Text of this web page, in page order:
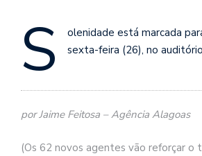
S
olenidade está marcada
sexta-feira (26), no
por Jaime Feitosa – Agência Alagoas
(Os 62 novos agentes vão reforçar o